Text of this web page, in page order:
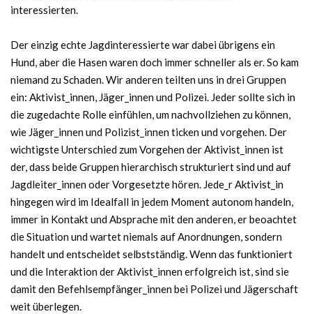
interessierten.
Der einzig echte Jagdinteressierte war dabei übrigens ein
Hund, aber die Hasen waren doch immer schneller als er. So kam
niemand zu Schaden. Wir anderen teilten uns in drei Gruppen
ein: Aktivist_innen, Jäger_innen und Polizei. Jeder sollte sich in
die zugedachte Rolle einfühlen, um nachvollziehen zu können,
wie Jäger_innen und Polizist_innen ticken und vorgehen. Der
wichtigste Unterschied zum Vorgehen der Aktivist_innen ist
der, dass beide Gruppen hierarchisch strukturiert sind und auf
Jagdleiter_innen oder Vorgesetzte hören. Jede_r Aktivist_in
hingegen wird im Idealfall in jedem Moment autonom handeln,
immer in Kontakt und Absprache mit den anderen, er beoachtet
die Situation und wartet niemals auf Anordnungen, sondern
handelt und entscheidet selbstständig. Wenn das funktioniert
und die Interaktion der Aktivist_innen erfolgreich ist, sind sie
damit den Befehlsempfänger_innen bei Polizei und Jägerschaft
weit überlegen.